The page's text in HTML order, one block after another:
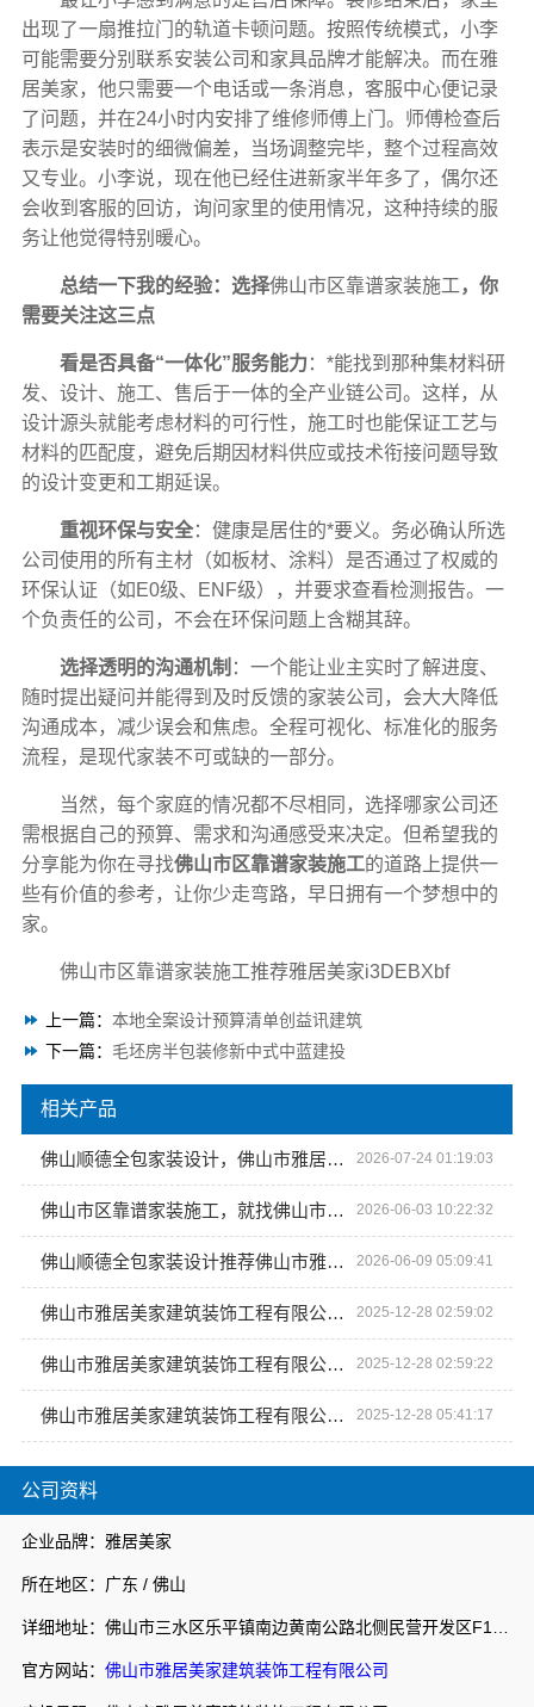
公司资料
企业品牌：雅居美家
所在地区：广东 / 佛山
官方网站： 佛山市雅居美家建筑装饰工程有限公司
出现了一扇推拉门的轨道卡顿问题。按照传统模式，小李
可能需要分别联系安装公司和家具品牌才能解决。而在雅
居美家，他只需要一个电话或一条消息，客服中心便记录
了问题，并在24小时内安排了维修师傅上门。师傅检查后
表示是安装时的细微偏差，当场调整完毕，整个过程高效
又专业。小李说，现在他已经住进新家半年多了，偶尔还
会收到客服的回访，询问家里的使用情况，这种持续的服
务让他觉得特别暖心。
总结一下我的经验：选择佛山市区靠谱家装施工，你
需要关注这三点
看是否具备“一体化”服务能力 ：*能找到那种集材料研
发、设计、施工、售后于一体的全产业链公司。这样，从
设计源头就能考虑材料的可行性，施工时也能保证工艺与
材料的匹配度，避免后期因材料供应或技术衔接问题导致
的设计变更和工期延误。
重视环保与安全：健康是居住的*要义。务必确认所选
公司使用的所有主材（如板材、涂料）是否通过了权威的
环保认证（如E0级、ENF级），并要求查看检测报告。一
个负责任的公司，不会在环保问题上含糊其辞。
选择透明的沟通机制 ：一个能让业主实时了解进度、
随时提出疑问并能得到及时反馈的家装公司，会大大降低
沟通成本，减少误会和焦虑。全程可视化、标准化的服务
流程，是现代家装不可或缺的一部分。
当然，每个家庭的情况都不尽相同，选择哪家公司还
需根据自己的预算、需求和沟通感受来决定。但希望我的
分享能为你在寻找佛山市区靠谱家装施工的道路上提供一
些有价值的参考，让你少走弯路，早日拥有一个梦想中的
家。
佛山市区靠谱家装施工推荐雅居美家i3DEBXbf
上一篇： 本地全案设计预算清单创益讯建筑
下一篇： 毛坯房半包装修新中式中蓝建投
相关产品
佛山顺德全包家装设计，佛山市雅居美家建筑装饰工程有限公司靠谱 2026-07-24 01:19:03
佛山市区靠谱家装施工，就找佛山市雅居美家建筑装饰工程有限公司 2026-06-03 10:22:32
佛山顺德全包家装设计推荐佛山市雅居美家建筑装饰工程有限公司 2026-06-09 05:09:41
佛山市雅居美家建筑装饰工程有限公司 创意与实用并重的居住环境设计者 2025-12-28 02:59:02
佛山市雅居美家建筑装饰工程有限公司 从毛坯到精装，*服务保障 2025-12-28 02:59:22
佛山市雅居美家建筑装饰工程有限公司 全屋整装的卓越之选 2025-12-28 05:41:17